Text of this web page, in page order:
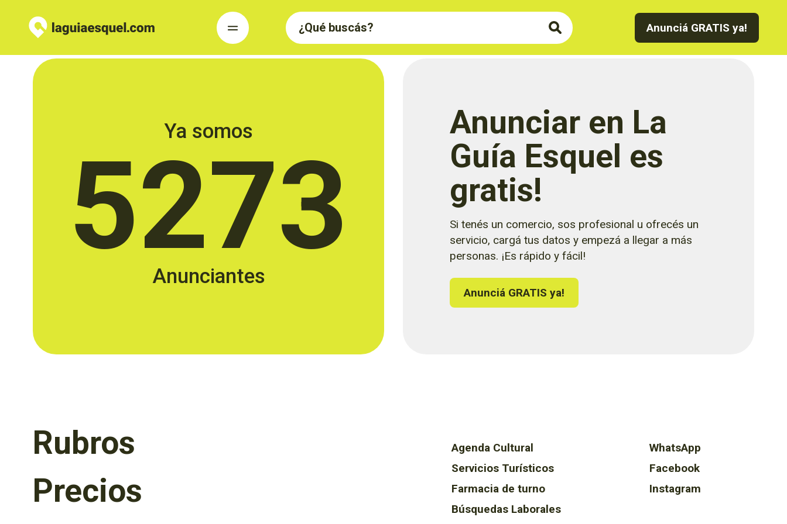
Anunciá GRATIS ya!
Ya somos
5273
Anunciantes
Anunciar en La
Guía Esquel es
gratis!
Si tenés un comercio, sos profesional u ofrecés un
servicio, cargá tus datos y empezá a llegar a más
personas. ¡Es rápido y fácil!
Anunciá GRATIS ya!
Rubros
Precios
Agenda Cultural
Servicios Turísticos
Farmacia de turno
Búsquedas Laborales
WhatsApp
Facebook
Instagram